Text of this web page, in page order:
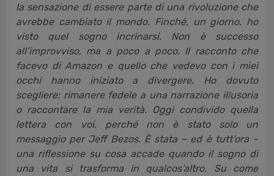
la sensazione di essere parte di una rivoluzione che
avrebbe cambiato il mondo. Finché, un giorno, ho
visto quel sogno incrinarsi. Non è successo
all’improvviso, ma a poco a poco. Il racconto che
facevo di Amazon e quello che vedevo con i miei
occhi hanno iniziato a divergere. Ho dovuto
scegliere: rimanere fedele a una narrazione illusoria
o raccontare la mia verità.
Oggi condivido quella
lettera con voi, perché non è stato solo un
messaggio per Jeff Bezos. È stata – ed è tutt’ora –
una riflessione su cosa accade quando il sogno di
una vita si trasforma in qualcos’altro. Su come